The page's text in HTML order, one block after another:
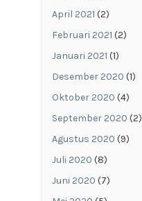
April 2021 (2)
Februari 2021 (2)
Januari 2021 (1)
Desember 2020 (1)
Oktober 2020 (4)
September 2020 (2)
Agustus 2020 (9)
Juli 2020 (8)
Juni 2020 (7)